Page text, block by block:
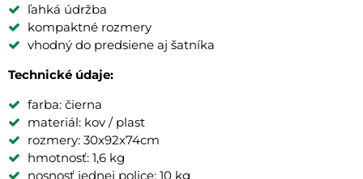
ľahká údržba
kompaktné rozmery
vhodný do predsiene aj šatníka
Technické údaje:
farba: čierna
materiál: kov / plast
rozmery: 30x92x74cm
hmotnosť: 1,6 kg
nosnosť jednej police: 10 kg